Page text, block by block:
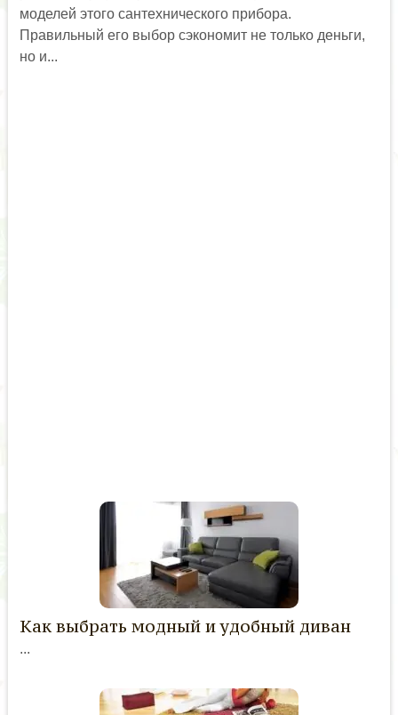
моделей этого сантехнического прибора.
Правильный его выбор сэкономит не только деньги,
но и...
Как выбрать модный и удобный диван
...